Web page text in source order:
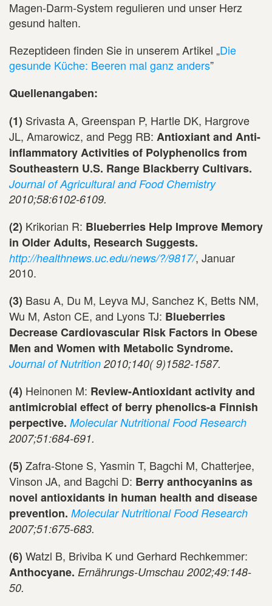
Magen-Darm-System regulieren und unser Herz
gesund halten.
Rezeptideen finden Sie in unserem Artikel „Die
gesunde Küche: Beeren mal ganz anders”
Quellenangaben:
(1) Srivasta A, Greenspan P, Hartle DK, Hargrove
JL, Amarowicz, and Pegg RB: Antioxiant and Anti-
inflammatory Activities of Polyphenolics from
Southeastern U.S. Range Blackberry Cultivars.
Journal of Agricultural and Food Chemistry
2010;58:6102-6109.
(2) Krikorian R: Blueberries Help Improve Memory
in Older Adults, Research Suggests.
http://healthnews.uc.edu/news/?/9817/, Januar
2010.
(3) Basu A, Du M, Leyva MJ, Sanchez K, Betts NM,
Wu M, Aston CE, and Lyons TJ: Blueberries
Decrease Cardiovascular Risk Factors in Obese
Men and Women with Metabolic Syndrome.
Journal of Nutrition2010;140( 9)1582-1587.
(4) Heinonen M: Review-Antioxidant activity and
antimicrobial effect of berry phenolics-a Finnish
perpective. Molecular Nutritional Food Research
2007;51:684-691.
(5) Zafra-Stone S, Yasmin T, Bagchi M, Chatterjee,
Vinson JA, and Bagchi D: Berry anthocyanins as
novel antioxidants in human health and disease
prevention. Molecular Nutritional Food Research
2007;51:675-683.
(6) Watzl B, Briviba K und Gerhard Rechkemmer:
Anthocyane. Ernährungs-Umschau 2002;49:148-
50.